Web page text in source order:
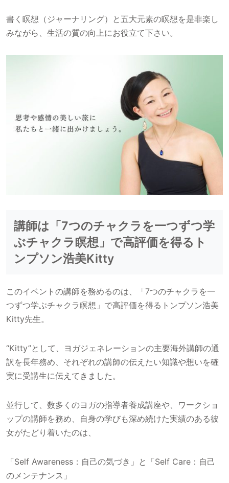
書く瞑想（ジャーナリング）と五大元素の瞑想を是非楽し
みながら、生活の質の向上にお役立て下さい。
講師は「7つのチャクラを一つずつ学
ぶチャクラ瞑想」で高評価を得るト
ンプソン浩美Kitty
このイベントの講師を務めるのは、「7つのチャクラを一
つずつ学ぶチャクラ瞑想」で高評価を得るトンプソン浩美
Kitty先生。
“Kitty”として、ヨガジェネレーションの主要海外講師の通
訳を長年務め、それぞれの講師の伝えたい知識や想いを確
実に受講生に伝えてきました。
並行して、数多くのヨガの指導者養成講座や、ワークショ
ップの講師を務め、自身の学びも深め続けた実績のある彼
女がたどり着いたのは、
「Self Awareness：自己の気づき」と「Self Care：自己
のメンテナンス」